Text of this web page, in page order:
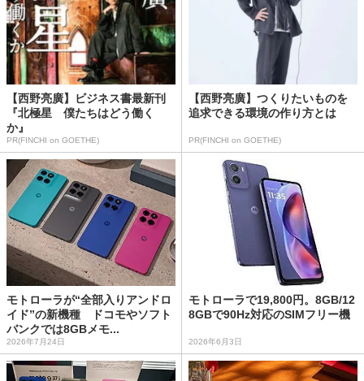
【西野亮廣】ビジネス書最新刊
『北極星 僕たちはどう働く
か』
PR(FINCHI on GOETHE)
【西野亮廣】つくりたいものを
追求できる環境の作り方とは
PR(FINCHI on GOETHE)
モトローラが“全部入りアンドロ
イド”の新機種 ドコモやソフト
バンクでは8GBメモ...
2026年7月24日
モトローラで19,800円。8GB/12
8GBで90Hz対応のSIMフリー機
2026年6月3日